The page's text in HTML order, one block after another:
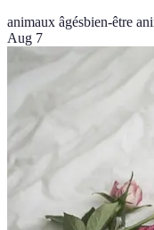
animaux âgésbien-être
Aug 7